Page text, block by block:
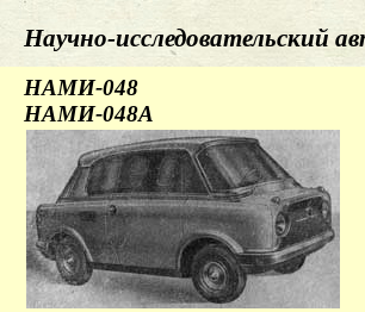
Научно-
НАМИ-048
НАМИ-048А